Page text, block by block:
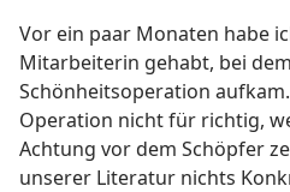
Vor ein paar Monaten habe
Mitarbeiterin gehabt, bei
Schönheitsoperation
Operation nicht für richtig,
Achtung vor dem Schöpfer
unserer Literatur nichts